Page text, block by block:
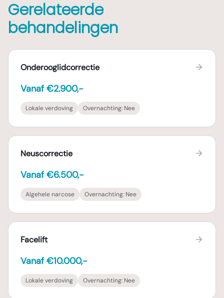
Gerelateerde
behandelingen
Onderooglidcorrectie
Vanaf €2.900,-
Lokale verdoving Overnachting: Nee
Neuscorrectie
Vanaf €6.500,-
Algehele narcose Overnachting: Nee
Facelift
Vanaf €10.000,-
Lokale verdoving Overnachting: Nee